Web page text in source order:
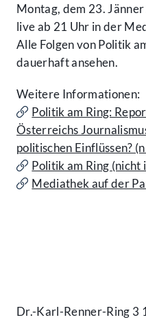
Montag, dem 23.
live ab 21 Uhr in der
Alle Folgen von Politik
dauerhaft ansehen.
Weitere Informationen:
Politik am Ring:
Österreichs
politischen Einflüssen?
Politik am Ring (nicht
Mediathek auf der
Dr.-Karl-Renner-Ring 3